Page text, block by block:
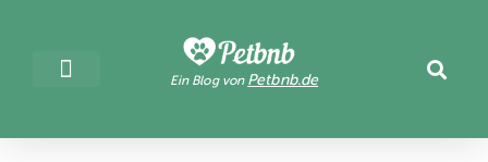
Ein Blog von Petbnb.de